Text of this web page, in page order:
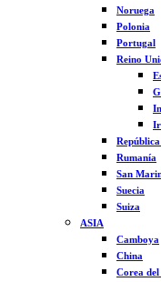
Noruega
Polonia
Portugal
Reino
República
Rumanía
San
Suecia
Suiza
ASIA
Camboya
China
Corea del